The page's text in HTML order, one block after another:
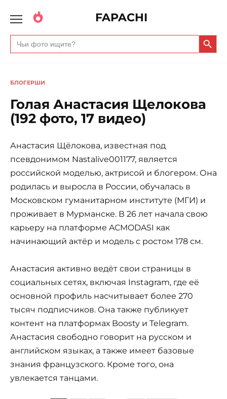
FAPACHI
Search
for:
Search Button
БЛОГЕРШИ
Голая Анастасия Щелокова
(192 фото, 17 видео)
Анастасия Щёлокова, известная под
псевдонимом Nastalive001177, является
российской моделью, актрисой и блогером. Она
родилась и выросла в России, обучалась в
Московском гуманитарном институте (МГИ) и
проживает в Мурманске. В 26 лет начала свою
карьеру на платформе ACMODASI как
начинающий актёр и модель с ростом 178 см.
Анастасия активно ведёт свои страницы в
социальных сетях, включая Instagram, где её
основной профиль насчитывает более 270
тысяч подписчиков. Она также публикует
контент на платформах Boosty и Telegram.
Анастасия свободно говорит на русском и
английском языках, а также имеет базовые
знания французского. Кроме того, она
увлекается танцами.